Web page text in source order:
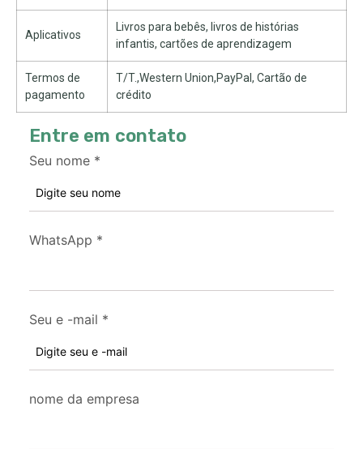
Aplicativos
Livros para bebês, livros de histórias
infantis, cartões de aprendizagem
Termos de
pagamento
T/T.,Western Union,PayPal, Cartão de
crédito
Entre em contato
Seu nome *
WhatsApp *
Seu e -mail *
nome da empresa